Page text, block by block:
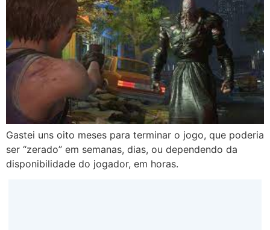
Gastei uns oito meses para terminar o jogo, que poderia
ser “zerado” em semanas, dias, ou dependendo da
disponibilidade do jogador, em horas.